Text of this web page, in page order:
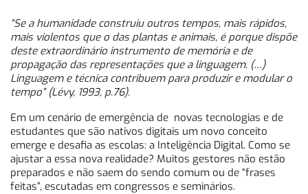
“Se a humanidade construiu outros tempos, mais rápidos,
mais violentos que o das plantas e animais, é porque dispõe
deste extraordinário instrumento de memória e de
propagação das representações que a linguagem. (…)
Linguagem e técnica contribuem para produzir e modular o
tempo” (Lévy, 1993, p.76).
Em um cenário de emergência de novas tecnologias e de
estudantes que são nativos digitais um novo conceito
emerge e desafia as escolas: a Inteligência Digital. Como se
ajustar a essa nova realidade? Muitos gestores não estão
preparados e não saem do sendo comum ou de “frases
feitas”, escutadas em congressos e seminários.